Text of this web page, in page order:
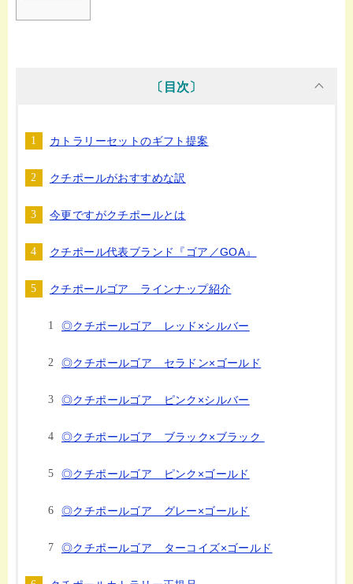
〔目次〕
カトラリーセットのギフト提案
クチポールがおすすめな訳
今更ですがクチポールとは
クチポール代表ブランド『ゴア／GOA』
クチポールゴア ラインナップ紹介
◎クチポールゴア レッド×シルバー
◎クチポールゴア セラドン×ゴールド
◎クチポールゴア ピンク×シルバー
◎クチポールゴア ブラック×ブラック
◎クチポールゴア ピンク×ゴールド
◎クチポールゴア グレー×ゴールド
◎クチポールゴア ターコイズ×ゴールド